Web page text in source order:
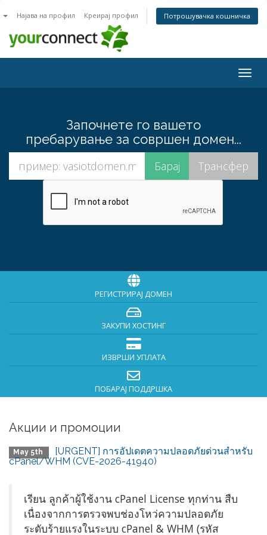
Најава на профил Креирај профил Потрошувачка кошничка
Започнете го вашето
пребарување за совршен домен...
РЕГИСТРИРАЈ ДОМЕН
ЗАКУПИ ХОСТИНГ
ИЗВРШИ УПЛАТА
ПОБАРАЈ ПОДДРШКА
Акции и промоции
May 5th
[URGENT] การอัปเดตความปลอดภัยด่วนสำหรับ
cPanel/WHM (CVE-2026-41940)
เรียน ลูกค้าผู้ใช้งาน cPanel License ทุกท่าน สืบ
เนื่องจากการตรวจพบช่องโหว่ความปลอดภัย
ระดับร้ายแรงในระบบ cPanel & WHM (รหัส